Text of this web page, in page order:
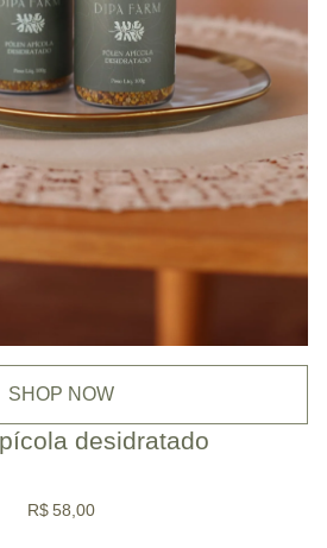
SHOP NOW
desidratado
R$ 58,00